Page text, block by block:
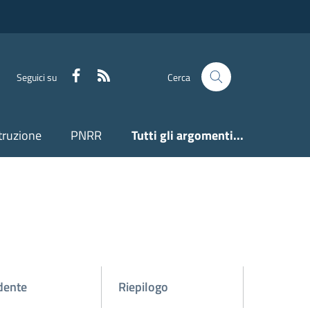
Seguici su Facebook Cerca
PNRR Tutti gli argomenti...
Riepilogo